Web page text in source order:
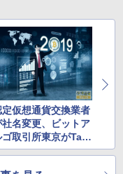
定仮想通貨交換業者
社名変更、ビットア
ゴ取引所東京がTaoT
株式会社に